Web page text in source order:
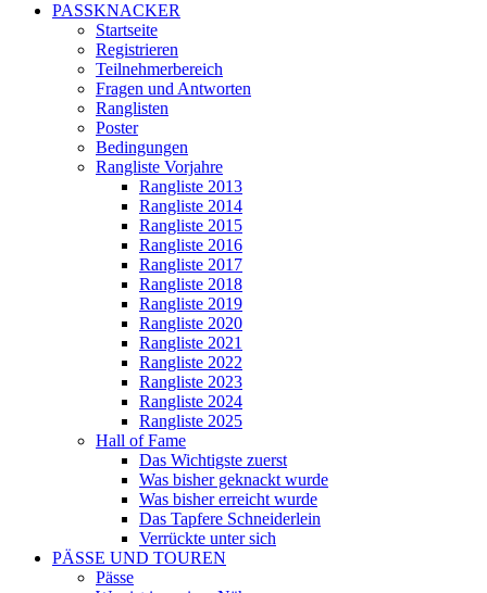
PASSKNACKER
Startseite
Registrieren
Teilnehmerbereich
Fragen und Antworten
Ranglisten
Poster
Bedingungen
Rangliste Vorjahre
Rangliste 2013
Rangliste 2014
Rangliste 2015
Rangliste 2016
Rangliste 2017
Rangliste 2018
Rangliste 2019
Rangliste 2020
Rangliste 2021
Rangliste 2022
Rangliste 2023
Rangliste 2024
Rangliste 2025
Hall of Fame
Das Wichtigste zuerst
Was bisher geknackt wurde
Was bisher erreicht wurde
Das Tapfere Schneiderlein
Verrückte unter sich
PÄSSE UND TOUREN
Pässe